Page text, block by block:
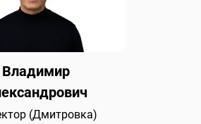
Владимир
(Дмитровка)